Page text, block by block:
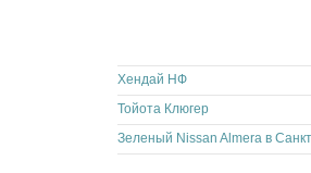
Хендай НФ
Тойота Клюгер